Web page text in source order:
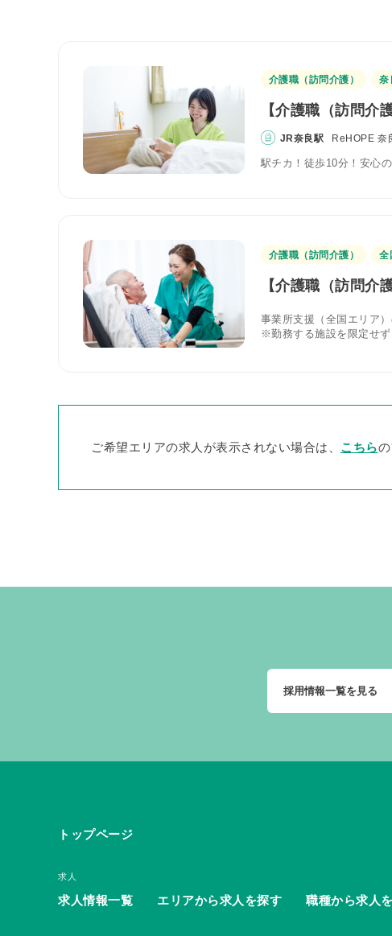
介護職（訪問介護） 奈
【介護職（訪問介
JR奈良駅 ReHOPE 奈
駅チカ！徒歩10分！安心
介護職（訪問介護） 全
【介護職（訪問介
事業所支援（全国エリア
※勤務する施設を限定せず
ご希望エリアの求人が表示されない場合は、 こちら
採用情報一覧を見る
トップページ
求人
求人情報一覧 エリアから求人を探す 職種から求人